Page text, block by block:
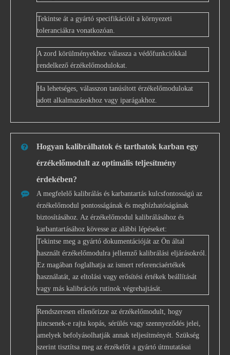
Tekintse át a gyártó specifikációit a környezeti
toleranciákra vonatkozóan.
A zord körülményekhez válassza a védőfunkciókkal
rendelkező érzékelőmodulokat.
Ha lehetséges, válasszon tanúsított érzékelőmodulokat
adott alkalmazásokhoz vagy iparágakhoz.
Hogyan kalibrálhatok és tarthatok karban egy
érzékelőmodult az optimális teljesítmény
érdekében?
A megfelelő kalibrálás és karbantartás kulcsfontosságú az
érzékelőmodul pontosságának és megbízhatóságának
biztosításához. Az érzékelőmodul kalibrálásához és
karbantartásához kövesse az alábbi lépéseket:
Tekintse meg a gyártó dokumentációját az Ön által
használt érzékelőmodulra jellemző kalibrálási eljárásokról.
Ez magában foglalhatja az ismert referenciaértékek
használatát, az eltolási vagy erősítési értékek beállítását
vagy más kalibrációs rutinok végrehajtását.
Rendszeresen ellenőrizze az érzékelőmodult, hogy
nincsenek-e rajta kopás, sérülés vagy szennyeződés jelei,
amelyek befolyásolhatják annak teljesítményét. Szükség
szerint tisztítsa meg az érzékelőt a gyártó útmutatásai